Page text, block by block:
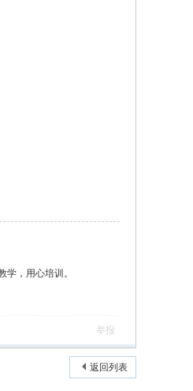
，用心培训。
举报
返回列表